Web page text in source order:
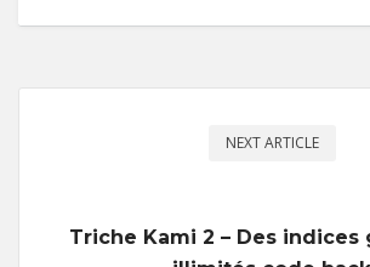
NEXT ARTICLE
Triche Kami 2 – Des